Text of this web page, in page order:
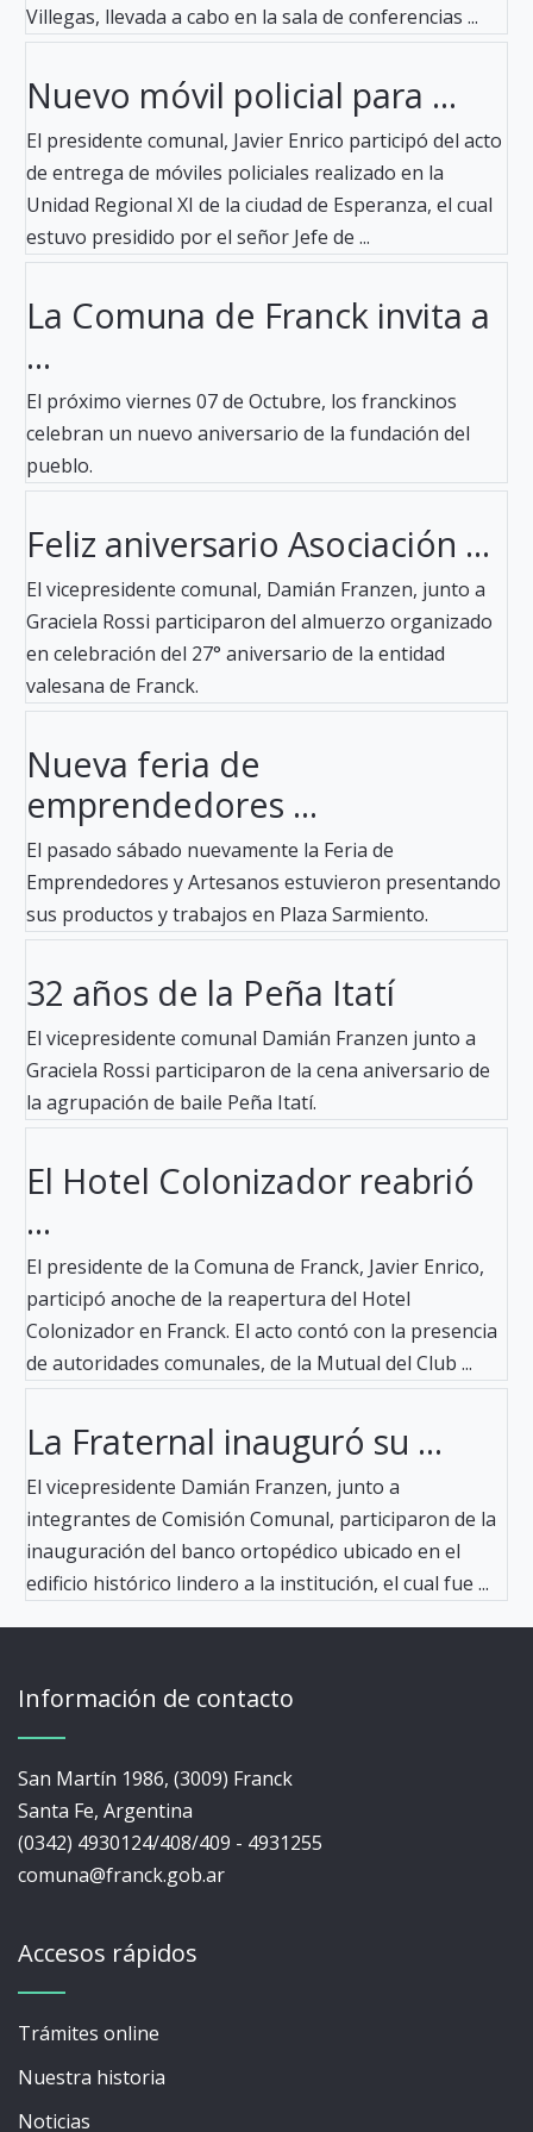
Villegas, llevada a cabo en la sala de conferencias ...
Nuevo móvil policial para ...
El presidente comunal, Javier Enrico participó del acto
de entrega de móviles policiales realizado en la
Unidad Regional XI de la ciudad de Esperanza, el cual
estuvo presidido por el señor Jefe de ...
La Comuna de Franck invita a
...
El próximo viernes 07 de Octubre, los franckinos
celebran un nuevo aniversario de la fundación del
pueblo.
Feliz aniversario Asociación ...
El vicepresidente comunal, Damián Franzen, junto a
Graciela Rossi participaron del almuerzo organizado
en celebración del 27° aniversario de la entidad
valesana de Franck.
Nueva feria de
emprendedores ...
El pasado sábado nuevamente la Feria de
Emprendedores y Artesanos estuvieron presentando
sus productos y trabajos en Plaza Sarmiento.
32 años de la Peña Itatí
El vicepresidente comunal Damián Franzen junto a
Graciela Rossi participaron de la cena aniversario de
la agrupación de baile Peña Itatí.
El Hotel Colonizador reabrió
...
El presidente de la Comuna de Franck, Javier Enrico,
participó anoche de la reapertura del Hotel
Colonizador en Franck. El acto contó con la presencia
de autoridades comunales, de la Mutual del Club ...
La Fraternal inauguró su ...
El vicepresidente Damián Franzen, junto a
integrantes de Comisión Comunal, participaron de la
inauguración del banco ortopédico ubicado en el
edificio histórico lindero a la institución, el cual fue ...
Información de contacto
San Martín 1986, (3009) Franck
Santa Fe, Argentina
(0342) 4930124/408/409 - 4931255
comuna@franck.gob.ar
Accesos rápidos
Trámites online
Nuestra historia
Noticias